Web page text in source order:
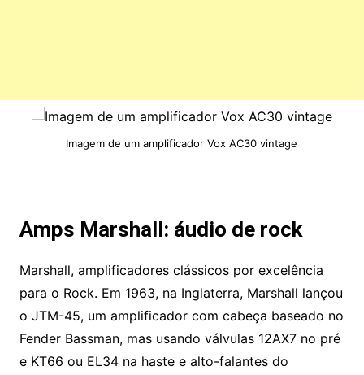
Imagem de um amplificador Vox AC30 vintage
Amps Marshall: áudio de rock
Marshall, amplificadores clássicos por excelência
para o Rock. Em 1963, na Inglaterra, Marshall lançou
o JTM-45, um amplificador com cabeça baseado no
Fender Bassman, mas usando válvulas 12AX7 no pré
e KT66 ou EL34 na haste e alto-falantes do